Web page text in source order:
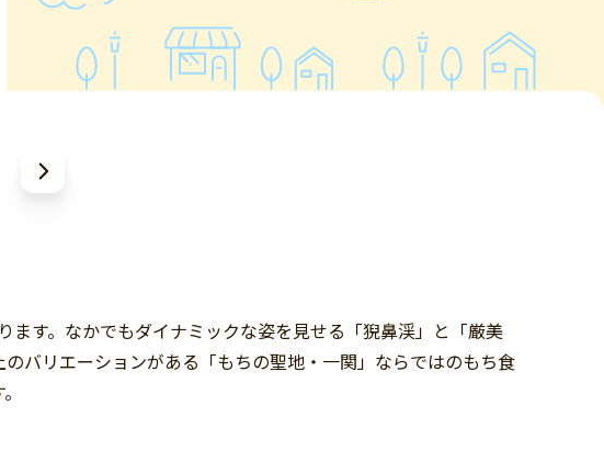
す。なかでもダイナミックな姿を見せる「猊鼻渓」と「厳美
バリエーションがある「もちの聖地・一関」ならではのもち食